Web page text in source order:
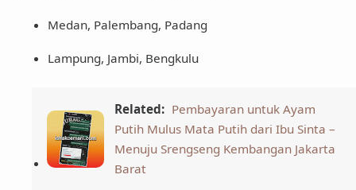
Medan, Palembang, Padang
Lampung, Jambi, Bengkulu
Related: Pembayaran untuk Ayam
Putih Mulus Mata Putih dari Ibu Sinta –
Menuju Srengseng Kembangan Jakarta
Barat